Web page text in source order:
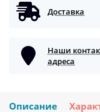
Доставка
Наши
адреса
Описание